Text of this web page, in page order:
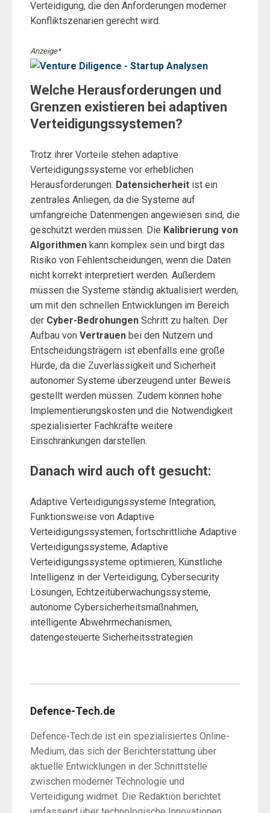
Verteidigung, die den Anforderungen moderner
Konfliktszenarien gerecht wird.
Anzeige*
Welche Herausforderungen und
Grenzen existieren bei adaptiven
Verteidigungssystemen?
Trotz ihrer Vorteile stehen adaptive
Verteidigungssysteme vor erheblichen
Herausforderungen. Datensicherheit ist ein
zentrales Anliegen, da die Systeme auf
umfangreiche Datenmengen angewiesen sind, die
geschützt werden müssen. Die Kalibrierung von
Algorithmen kann komplex sein und birgt das
Risiko von Fehlentscheidungen, wenn die Daten
nicht korrekt interpretiert werden. Außerdem
müssen die Systeme ständig aktualisiert werden,
um mit den schnellen Entwicklungen im Bereich
der Cyber-Bedrohungen Schritt zu halten. Der
Aufbau von Vertrauen bei den Nutzern und
Entscheidungsträgern ist ebenfalls eine große
Hürde, da die Zuverlässigkeit und Sicherheit
autonomer Systeme überzeugend unter Beweis
gestellt werden müssen. Zudem können hohe
Implementierungskosten und die Notwendigkeit
spezialisierter Fachkräfte weitere
Einschränkungen darstellen.
Danach wird auch oft gesucht:
Adaptive Verteidigungssysteme Integration,
Funktionsweise von Adaptive
Verteidigungssystemen, fortschrittliche Adaptive
Verteidigungssysteme, Adaptive
Verteidigungssysteme optimieren, Künstliche
Intelligenz in der Verteidigung, Cybersecurity
Lösungen, Echtzeitüberwachungssysteme,
autonome Cybersicherheitsmaßnahmen,
intelligente Abwehrmechanismen,
datengesteuerte Sicherheitsstrategien
Defence-Tech.de
Defence-Tech.de ist ein spezialisiertes Online-
Medium, das sich der Berichterstattung über
aktuelle Entwicklungen in der Schnittstelle
zwischen moderner Technologie und
Verteidigung widmet. Die Redaktion berichtet